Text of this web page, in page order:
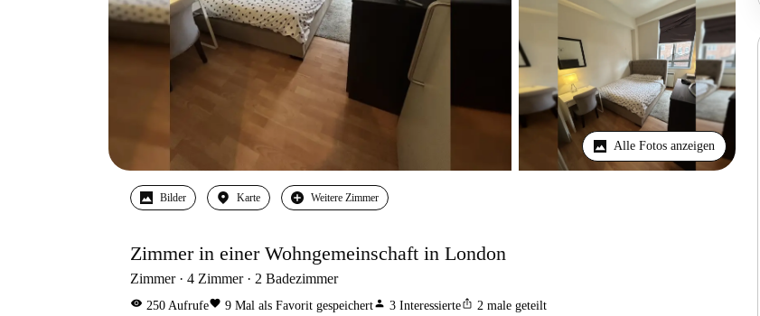
Alle Fotos anzeigen
Bilder Karte Weitere Zimmer
Zimmer in einer Wohngemeinschaft in London
Zimmer 4 Zimmer 2 Badezimmer
visibility 250 Aufrufefavorite 9 Mal als Favorit gespeichertperson 3 Interessierteios_share 2 male geteilt